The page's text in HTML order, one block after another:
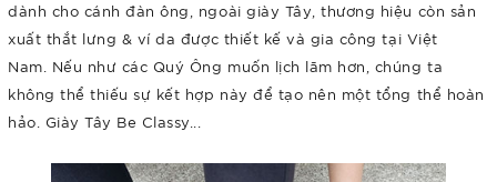
dành cho cánh đàn ông, ngoài giày Tây, thương hiệu còn sản
xuất thắt lưng & ví da được thiết kế và gia công tại Việt
Nam. Nếu như các Quý Ông muốn lịch lãm hơn, chúng ta
không thể thiếu sự kết hợp này để tạo nên một tổng thể hoàn
hảo. Giày Tây Be Classy...